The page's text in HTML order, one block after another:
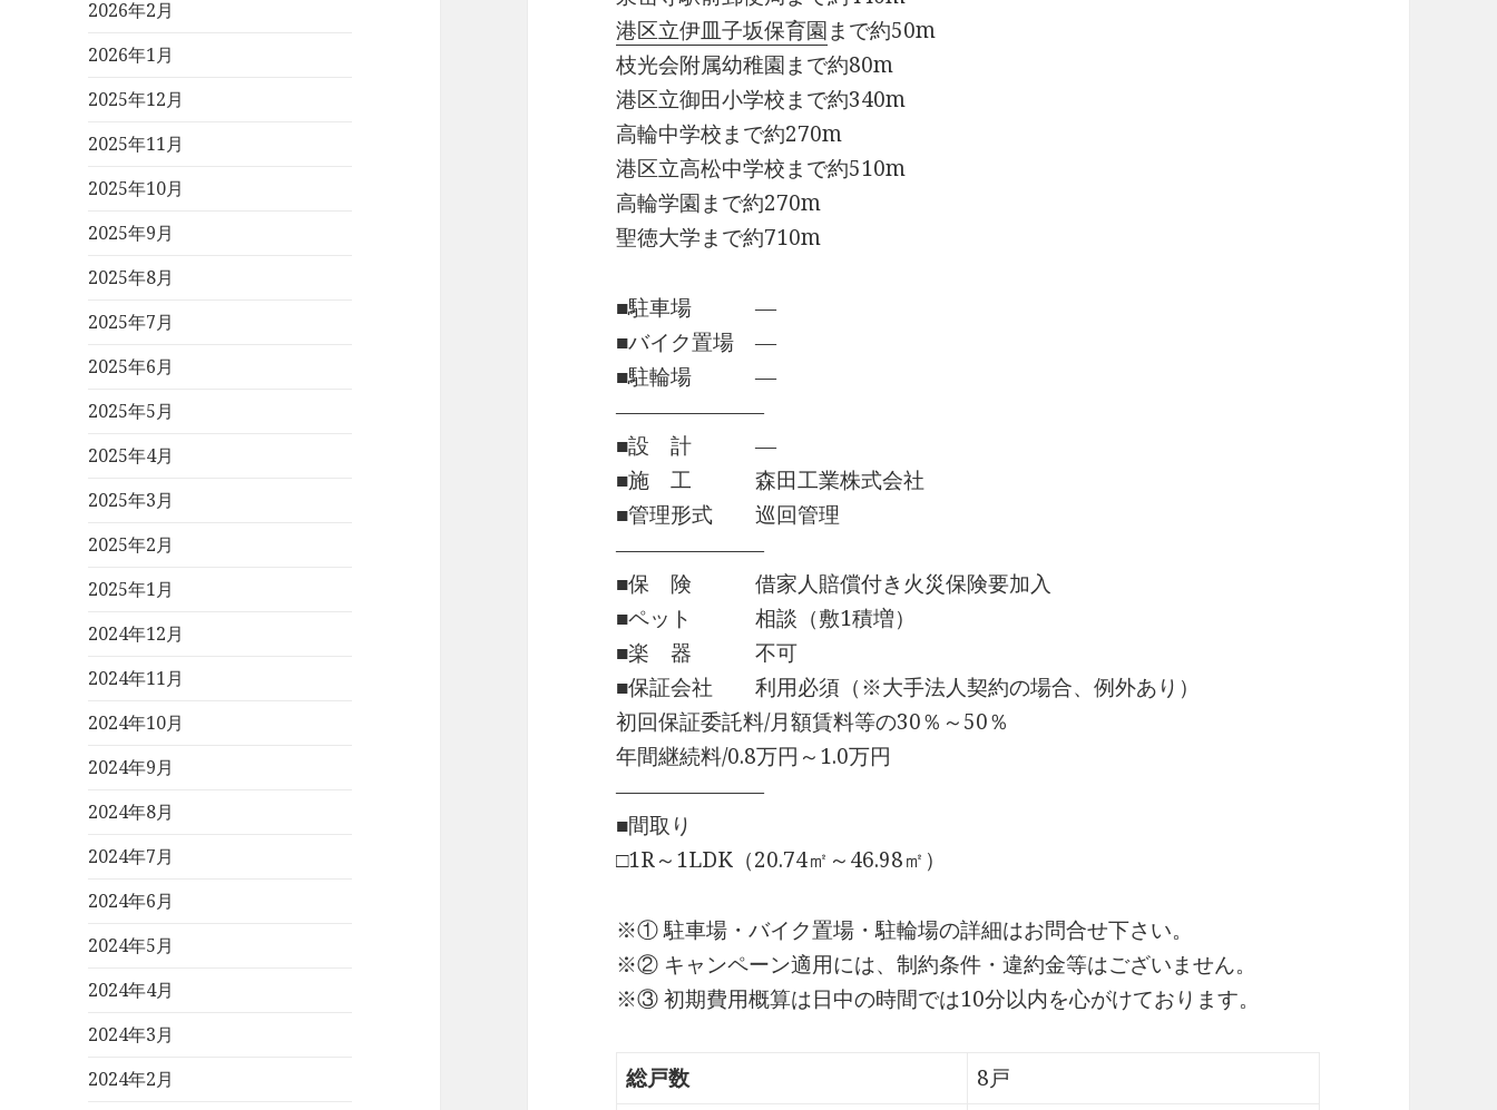
2026年2月
2026年1月
2025年12月
2025年11月
2025年10月
2025年9月
2025年8月
2025年7月
2025年6月
2025年5月
2025年4月
2025年3月
2025年2月
2025年1月
2024年12月
2024年11月
2024年10月
2024年9月
2024年8月
2024年7月
2024年6月
2024年5月
2024年4月
2024年3月
2024年2月
港区立伊皿子坂保育園まで約50m
枝光会附属幼稚園まで約80m
港区立御田小学校まで約340m
高輪中学校まで約270m
港区立高松中学校まで約510m
高輪学園まで約270m
聖徳大学まで約710m
■駐車場 ―
■バイク置場 ―
■駐輪場 ―
―――――――
■設 計 ―
■施 工 森田工業株式会社
■管理形式 巡回管理
―――――――
■保 険 借家人賠償付き火災保険要加入
■ペット 相談（敷1積増）
■楽 器 不可
■保証会社 利用必須（※大手法人契約の場合、例外あり）
初回保証委託料/月額賃料等の30％～50％
年間継続料/0.8万円～1.0万円
―――――――
■間取り
□1R～1LDK（20.74㎡～46.98㎡）
※① 駐車場・バイク置場・駐輪場の詳細はお問合せ下さい。
※② キャンペーン適用には、制約条件・違約金等はございません。
※③ 初期費用概算は日中の時間では10分以内を心がけております。
総戸数
8戸